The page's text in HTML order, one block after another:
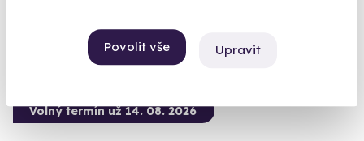
Povolit vše Upravit
Volný termín už 14. 08. 2026